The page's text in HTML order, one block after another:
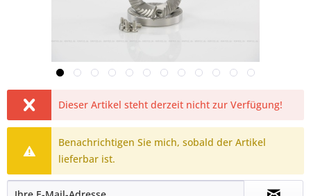
Dieser Artikel steht derzeit nicht zur Verfügung!
Benachrichtigen Sie mich, sobald der Artikel
lieferbar ist.